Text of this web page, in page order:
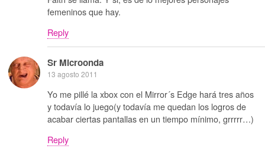
femeninos que hay.
Reply
Sr Microonda
13 agosto 2011
Yo me pillé la xbox con el Mirror´s Edge hará tres años
y todavía lo juego(y todavía me quedan los logros de
acabar ciertas pantallas en un tiempo mínimo, grrrrr…)
Reply